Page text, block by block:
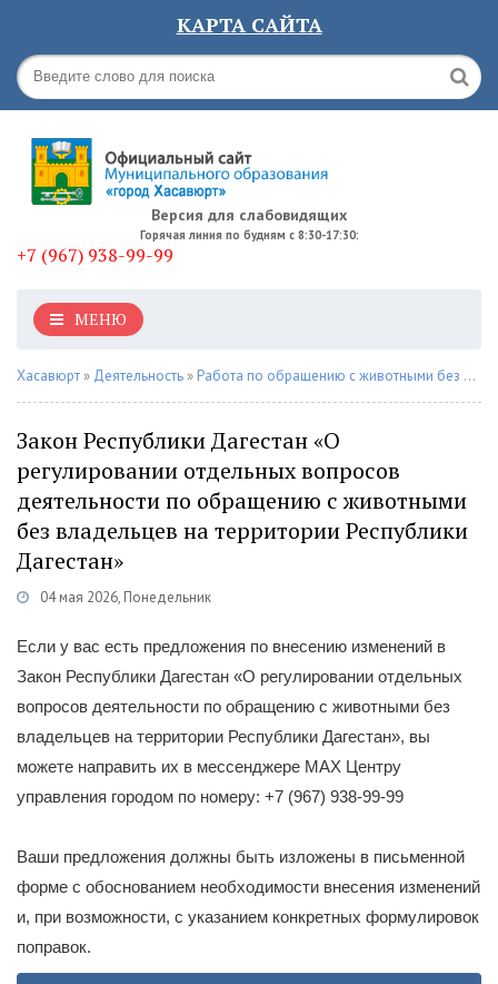
КАРТА САЙТА
Версия для слабовидящих
Горячая линия по будням с 8:30-17:30:
+7 (967) 938-99-99
МЕНЮ
Хасавюрт » Деятельность » Работа по обращению с животными без владельцев
Закон Республики Дагестан «О
регулировании отдельных вопросов
деятельности по обращению с животными
без владельцев на территории Республики
Дагестан»
04 мая 2026, Понедельник
Если у вас есть предложения по внесению изменений в
Закон Республики Дагестан «О регулировании отдельных
вопросов деятельности по обращению с животными без
владельцев на территории Республики Дагестан», вы
можете направить их в мессенджере МАХ Центру
управления городом по номеру: +7 (967) 938-99-99
Ваши предложения должны быть изложены в письменной
форме с обоснованием необходимости внесения изменений
и, при возможности, с указанием конкретных формулировок
поправок.